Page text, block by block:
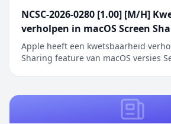
NCSC-2026-0280 [1.00] [M/H]
verholpen in macOS Screen
Apple heeft een kwetsbaarheid
Sharing feature van macOS versies
Sharing functionaliteit waarbij
toegang kunnen verkrijgen zonder